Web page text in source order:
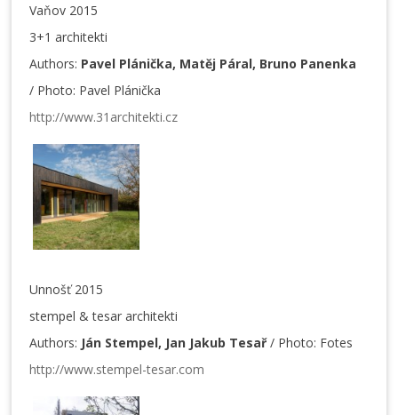
Vaňov 2015
3+1 architekti
Authors: Pavel Plánička, Matěj Páral, Bruno Panenka
/ Photo: Pavel Plánička
http://www.31architekti.cz
Unnošť 2015
stempel & tesar architekti
Authors: Ján Stempel, Jan Jakub Tesař/ Photo: Fotes
http://www.stempel-tesar.com